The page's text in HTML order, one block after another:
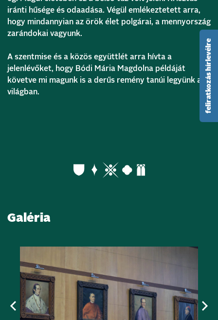
iránti hűsége és odaadása. Végül emlékeztetett arra,
hogy mindannyian az örök élet polgárai, a mennyország
zarándokai vagyunk.
A szentmise és a közös együttlét arra hívta a
jelenlévőket, hogy Bódi Mária Magdolna példáját
követve mi magunk is a derűs remény tanúi legyünk a
világban.
Galéria
feliratkozás hírlevélre